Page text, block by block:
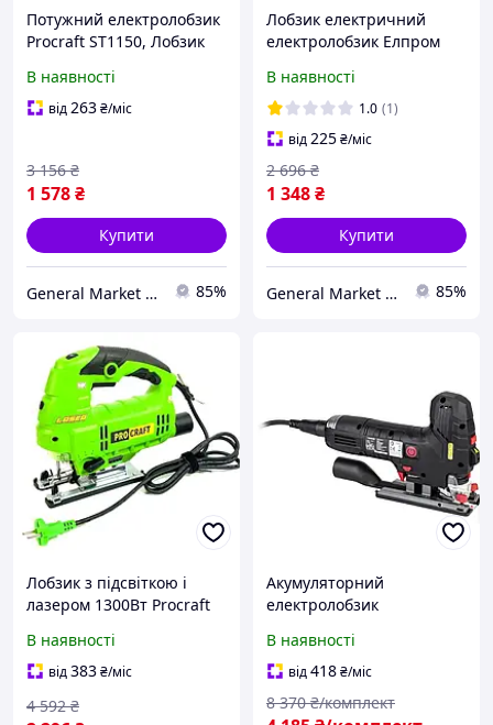
Потужний електролобзик
Procraft ST1150, Лобзик
підсвіткою, Лобзик
електричний Procraft
В наявності
від263₴/міс
1 578₴
3 156 ₴
Купити
General Market UA 85%
Лобзик електричний
електролобзик Елпром
лобзик із лазером 950 вт
В наявності
1.0 (1)
від225₴/міс
1 348₴
2 696 ₴
Купити
General Market UA 85%
Лобзик з підсвіткою і
лазером 1300Вт Procraft
лобзикова пила, Лобзик з
лазерним вказівником,
В наявності
від383₴/міс
4 592 ₴
Акумуляторний
електролобзик
PPSTK 550 A1 (550 Вт,
Німеччина) Лобзики з
лазером Потужний
лобзик Електр
В наявності
від418₴/міс
8 370 ₴/комплект